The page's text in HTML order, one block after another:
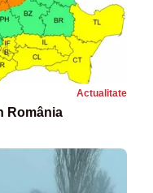
Actualitate
România